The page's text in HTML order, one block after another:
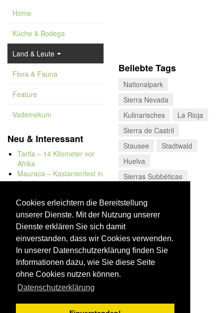
Cookies erleichtern die Bereitstellung
unserer Dienste. Mit der Nutzung unserer
Dienste erklären Sie sich damit
einverstanden, dass wir Cookies verwenden.
In unserer Datenschutzerklärung finden Sie
Informationen dazu, wie Sie diese Seite
ohne Cookies nutzen können.
Datenschutzerklärung
Home
Küche & Bodega
Land & Leute
Flora & Fauna
Feature
Vademekum
Neu & Interessant
Tarifa – 14 Kilometer vor
Afrika
Mauraca – Kastanienfest in
Capileira
Bolonia
Kap Trafalgar
Düne von Bolonia
Beliebte Tags
Nationalpark
Sierra Nevada
Kulinarisches
La Rioja
Sierra de Castril
Stausee
Stadtwald
Huelva
Sierras Subbéticas